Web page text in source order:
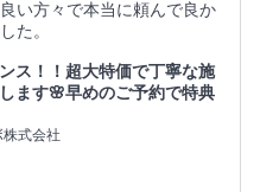
い方々で本当に頼んで良か
た。
ス！！超大特価で丁寧な施
ます🌸早めのご予約で特典
式会社